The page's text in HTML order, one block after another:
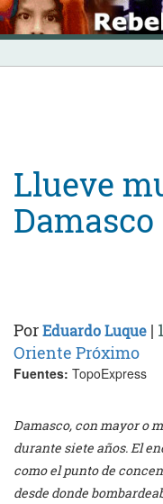
Skip
to
content
INICIO
Llueve
Damasco
PorEduardo Luque |
Oriente Próximo
Fuentes: TopoExpress
Damasco, con mayor o
durante siete años. El
como el punto de
desde donde